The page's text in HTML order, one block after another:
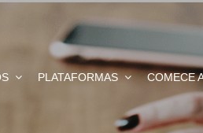
PLATAFORMAS COMECE